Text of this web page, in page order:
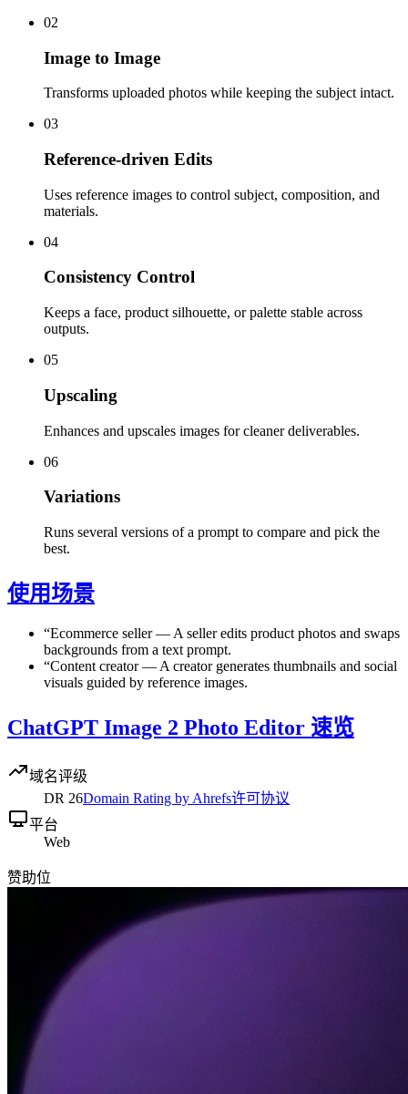
02
Image to Image
Transforms uploaded photos while keeping the subject intact.
03
Reference-driven Edits
Uses reference images to control subject, composition, and
materials.
04
Consistency Control
Keeps a face, product silhouette, or palette stable across
outputs.
05
Upscaling
Enhances and upscales images for cleaner deliverables.
06
Variations
Runs several versions of a prompt to compare and pick the
best.
使用场景
“Ecommerce seller— A seller edits product photos and swaps
backgrounds from a text prompt.
“Content creator— A creator generates thumbnails and social
visuals guided by reference images.
ChatGPT Image 2 Photo Editor 速览
域名评级
DR 26Domain Rating by Ahrefs许可协议
平台
Web
赞助位